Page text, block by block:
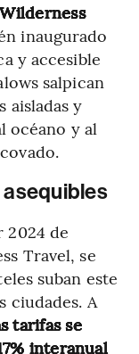
inaugurado
y accesible
salpican
aisladas y
océano y al
asequibles
de
Travel, se
suban este
ciudades. A
tarifas se
interanual